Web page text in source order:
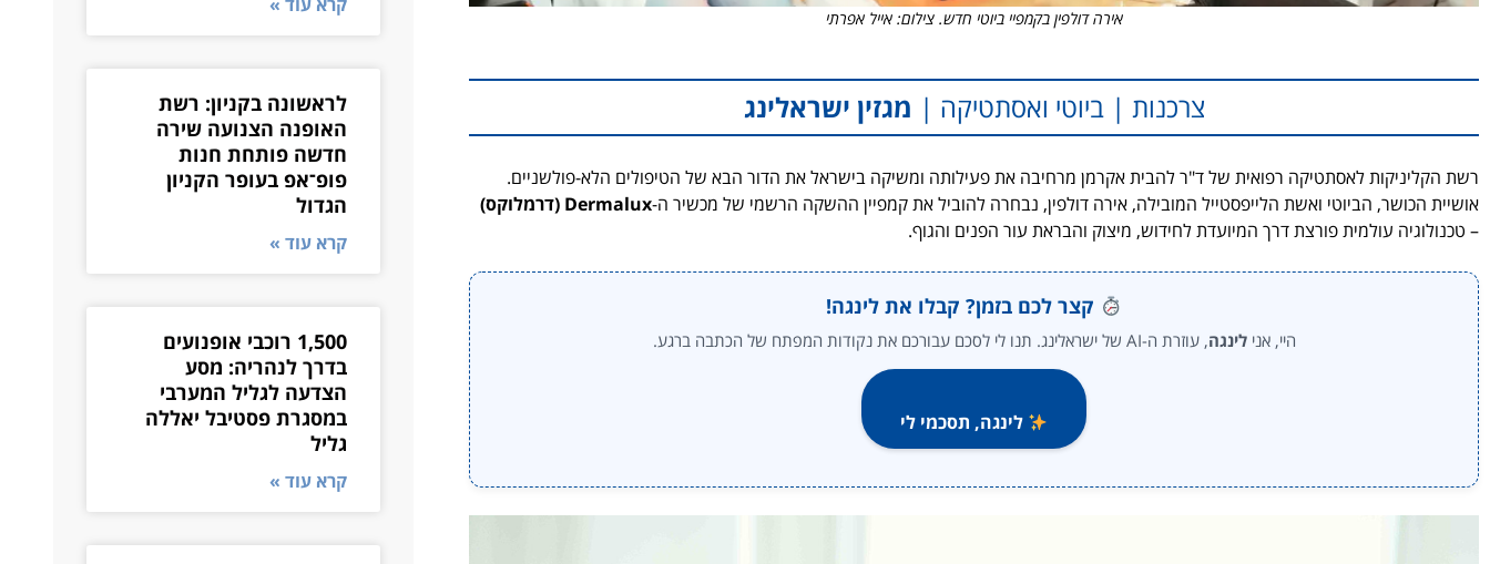
אירה דולפין בקמפיי ביוטי חדש. צילום: אייל אפרתי
צרכנות | ביוטי ואסתטיקה | מגזין ישראלינג
רשת הקליניקות לאסתטיקה רפואית של ד"ר להבית אקרמן מרחיבה את פעילותה ומשיקה בישראל את הדור הבא של הטיפולים הלא-פולשניים.
אושיית הכושר, הביוטי ואשת הלייפסטייל המובילה, אירה דולפין, נבחרה להוביל את קמפיין ההשקה הרשמי של מכשיר ה-Dermalux (דרמלוקס)
– טכנולוגיה עולמית פורצת דרך המיועדת לחידוש, מיצוק והבראת עור הפנים והגוף.
קצר לכם בזמן? קבלו את לינגה!
היי, אנילינגה, עוזרת ה-AI של ישראלינג. תנו לי לסכם עבורכם את נקודות המפתח של הכתבה ברגע.
לינגה, תסכמי לי
לראשונה בקניון: רשת
האופנה הצנועה שירה
חדשה פותחת חנות
פופ־אפ בעופר הקניון
הגדול
קרא עוד »
1,500 רוכבי אופנועים
בדרך לנהריה: מסע
הצדעה לגליל המערבי
במסגרת פסטיבל יאללה
גליל
קרא עוד »